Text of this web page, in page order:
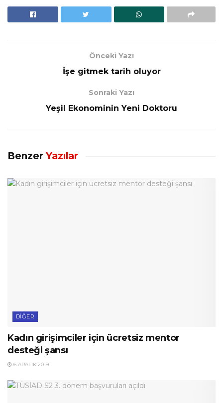
Önceki Yazı
İşe gitmek tarih oluyor
Sonraki Yazı
Yeşil Ekonominin Yeni Doktoru
Benzer Yazılar
DIĞER
Kadın girişimciler için ücretsiz mentor
desteği şansı
6 ARALIK 2019